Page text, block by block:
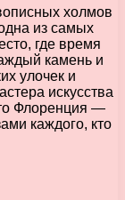
холмов
из самых
где время
камень и
улочек и
искусства
Флоренция —
каждого, кто